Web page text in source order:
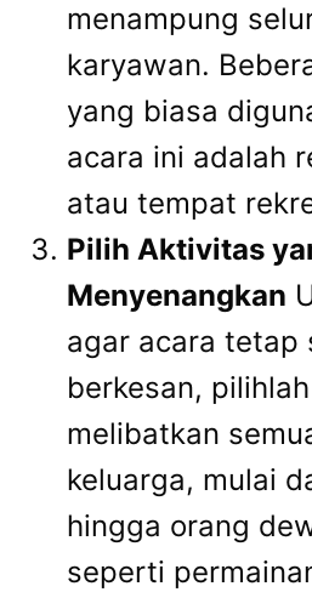
menampung
karyawan.
yang biasa
acara ini adalah
atau tempat
Pilih Aktivitas
Menyenangkan
agar acara tetap
berkesan,
melibatkan
keluarga, mulai
hingga orang
seperti